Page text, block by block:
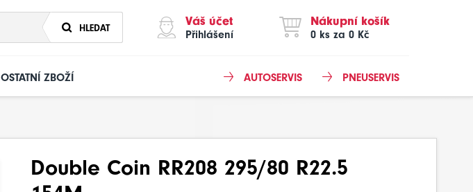
HLEDAT Váš účet
Přihlášení
Nákupní košík
0 ks za 0 Kč
OSTATNÍ ZBOŽÍ PNEUSERVIS
AUTOSERVIS
Double Coin RR208 295/80 R22.5